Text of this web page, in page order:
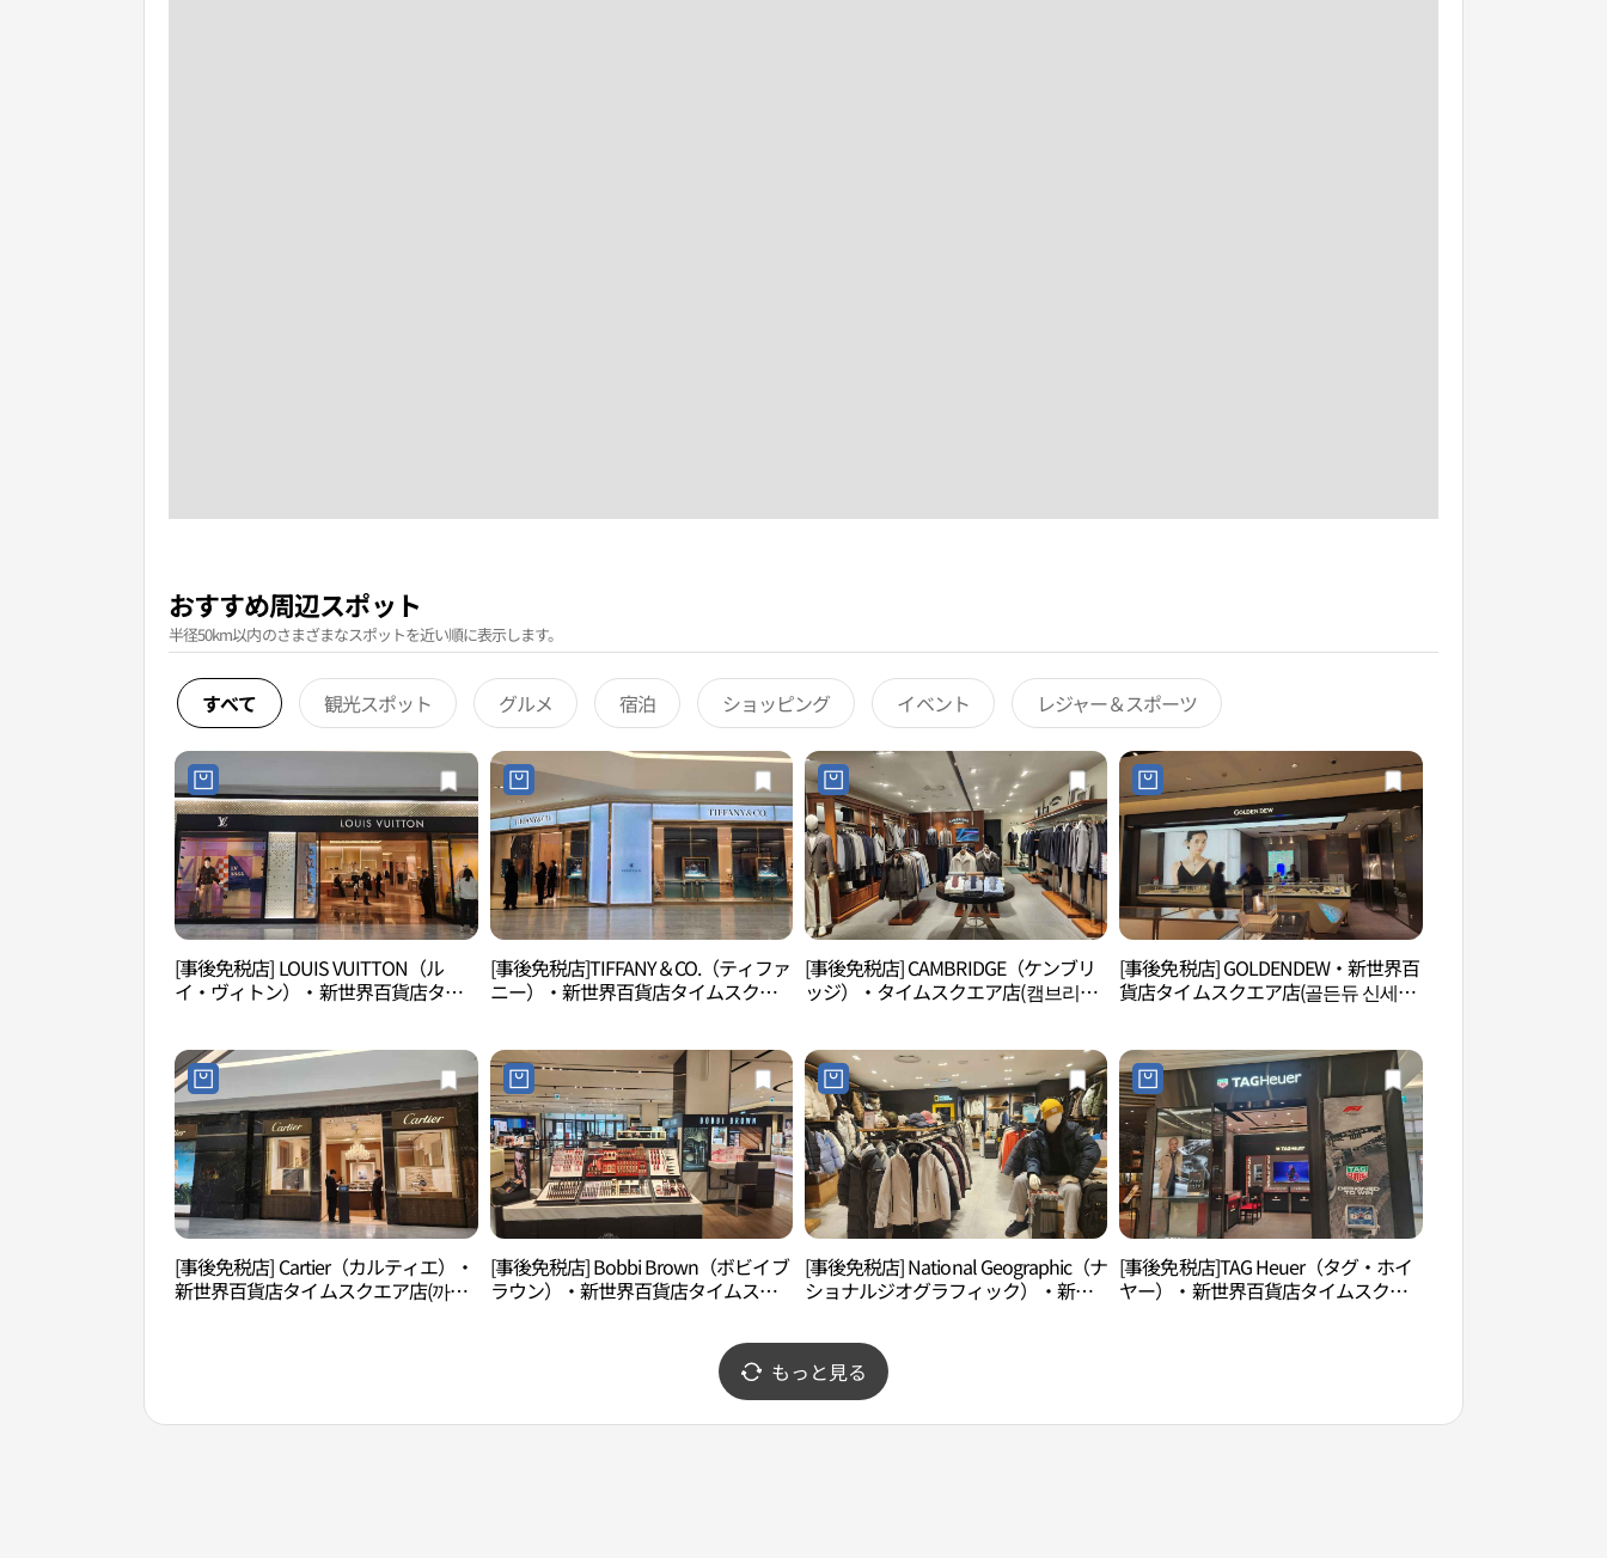
おすすめ周辺スポット
半径50km以内のさまざまなスポットを近い順に表示します。
すべて 観光スポット グルメ 宿泊 ショッピング イベント レジャー＆スポーツ
[事後免税店] LOUIS VUITTON（ル
イ・ヴィトン）・新世界百貨店タイ
[事後免税店]TIFFANY＆CO.（ティファ
ニー）・新世界百貨店タイムスクエ
[事後免税店] CAMBRIDGE（ケンブリ
ッジ）・タイムスクエア店(캠브리지
[事後免税店] GOLDENDEW・新世界百
貨店タイムスクエア店(골든듀 신세계
[事後免税店] Cartier（カルティエ）・
新世界百貨店タイムスクエア店(까르
[事後免税店] Bobbi Brown（ボビイブ
ラウン）・新世界百貨店タイムスク
[事後免税店] National Geographic（ナ
ショナルジオグラフィック）・新世
오그래픽 신세계백화점 타임스퀘어점)
[事後免税店]TAG Heuer（タグ・ホイ
ヤー）・新世界百貨店タイムスクエ
もっと見る